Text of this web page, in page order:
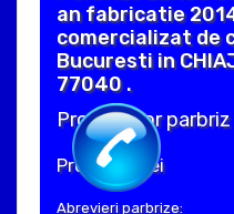
an fabricatie
comercializat de
Bucuresti in
77040 .
Producator parbriz
Pret : 910 Lei
Abrevieri parbrize: